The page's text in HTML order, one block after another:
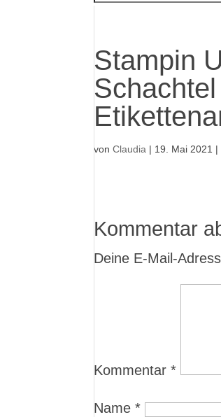
Stampin
vonClaudia | 19. Mai 2021 |
Kommentar
Deine E-Mail-
Kommentar*
Name*